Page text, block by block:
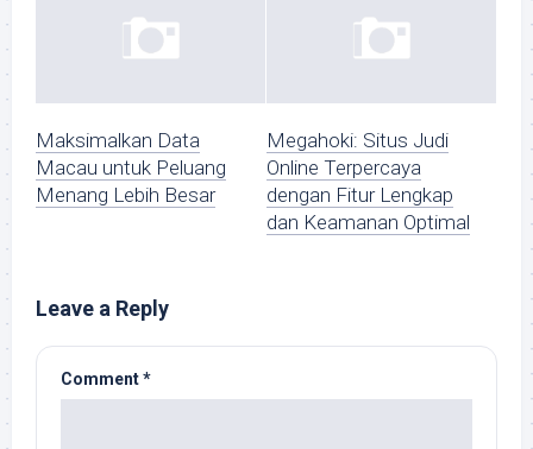
Maksimalkan Data
Macau untuk Peluang
Menang Lebih Besar
Megahoki: Situs Judi
Online Terpercaya
dengan Fitur Lengkap
dan Keamanan Optimal
Leave a Reply
Comment*